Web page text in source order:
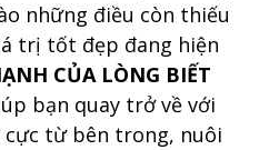
những điều còn thiếu
trị tốt đẹp đang hiện
CỦA LÒNG BIẾT
bạn quay trở về với
từ bên trong, nuôi